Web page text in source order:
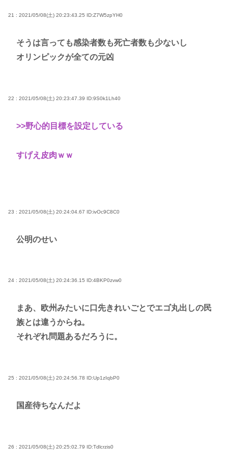
21 : 2021/05/08(土) 20:23:43.25 ID:Z7W5zpYH0
そうは言っても感染者数も死亡者数も少ないし
オリンピックが全ての元凶
22 : 2021/05/08(土) 20:23:47.39 ID:9S0k1Lh40
>>野心的目標を設定している
すげえ皮肉ｗｗ
23 : 2021/05/08(土) 20:24:04.67 ID:ivOc9C8C0
公明のせい
24 : 2021/05/08(土) 20:24:36.15 ID:4BKP0zvw0
まあ、欧州みたいに口先きれいごとでエゴ丸出しの民
族とは違うからね。
それぞれ問題あるだろうに。
25 : 2021/05/08(土) 20:24:56.78 ID:Up1zIqbP0
国産待ちなんだよ
26 : 2021/05/08(土) 20:25:02.79 ID:Tdlcrzis0